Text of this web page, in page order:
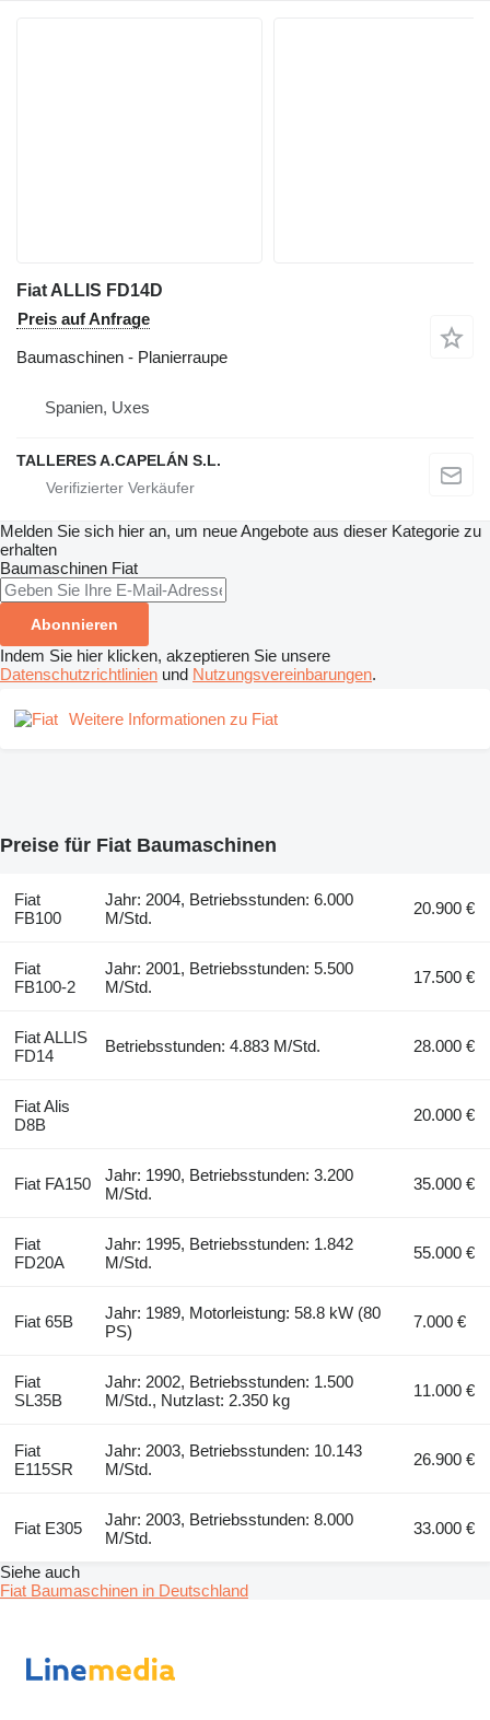
Fiat ALLIS FD14D
Preis auf Anfrage
Baumaschinen - Planierraupe
Spanien, Uxes
TALLERES A.CAPELÁN S.L.
Melden Sie sich hier an, um neue Angebote aus dieser Kategorie zu
erhalten
Baumaschinen Fiat
Abonnieren
Indem Sie hier klicken, akzeptieren Sie unsere
Datenschutzrichtlinien und Nutzungsvereinbarungen.
Weitere Informationen zu Fiat
Preise für Fiat Baumaschinen
Fiat
FB100
Jahr: 2004, Betriebsstunden: 6.000
M/Std.
20.900 €
Fiat
FB100-2
Jahr: 2001, Betriebsstunden: 5.500
M/Std.
17.500 €
Fiat ALLIS
FD14
Betriebsstunden: 4.883 M/Std. 28.000 €
Fiat Alis
D8B
20.000 €
Fiat FA150
Jahr: 1990, Betriebsstunden: 3.200
M/Std.
35.000 €
Fiat
FD20A
Jahr: 1995, Betriebsstunden: 1.842
M/Std.
55.000 €
Fiat 65B
Jahr: 1989, Motorleistung: 58.8 kW (80
PS)
7.000 €
Fiat
SL35B
Jahr: 2002, Betriebsstunden: 1.500
M/Std., Nutzlast: 2.350 kg
11.000 €
Fiat
E115SR
Jahr: 2003, Betriebsstunden: 10.143
M/Std.
26.900 €
Fiat E305
Jahr: 2003, Betriebsstunden: 8.000
M/Std.
33.000 €
Siehe auch
Fiat Baumaschinen in Deutschland